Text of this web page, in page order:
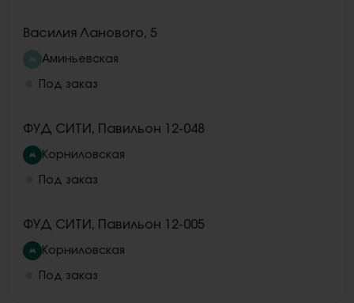
Василия Ланового, 5
Аминьевская
Под заказ
ФУД СИТИ, Павильон 12-048
Корниловская
Под заказ
ФУД СИТИ, Павильон 12-005
Корниловская
Под заказ